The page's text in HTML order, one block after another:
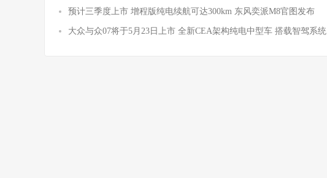
预计三季度上市 增程版纯电续航可达300km 东风奕派M8官图发布
大众与众07将于5月23日上市 全新CEA架构纯电中型车 搭载智驾系统